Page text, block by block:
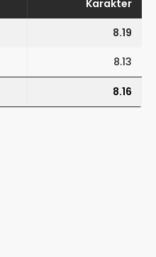
Karakter
8.19
8.13
8.16